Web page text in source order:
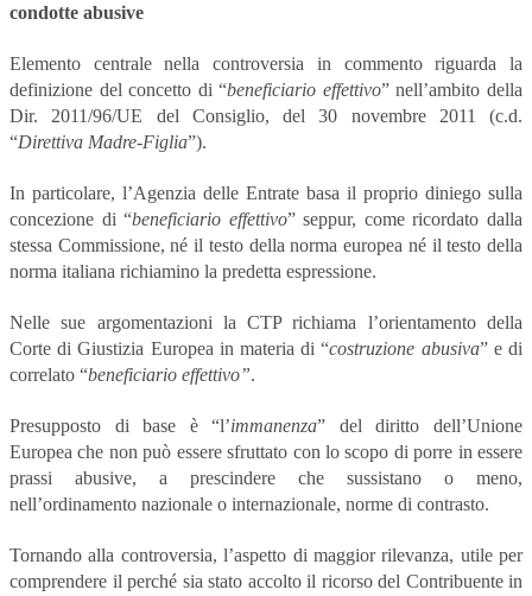
condotte abusive
Elemento centrale nella controversia in commento riguarda la
definizione del concetto di “beneficiario effettivo” nell’ambito della
Dir. 2011/96/UE del Consiglio, del 30 novembre 2011 (c.d.
“Direttiva Madre-Figlia”).
In particolare, l’Agenzia delle Entrate basa il proprio diniego sulla
concezione di “beneficiario effettivo” seppur, come ricordato dalla
stessa Commissione, né il testo della norma europea né il testo della
norma italiana richiamino la predetta espressione.
Nelle sue argomentazioni la CTP richiama l’orientamento della
Corte di Giustizia Europea in materia di “costruzione abusiva” e di
correlato “beneficiario effettivo”.
Presupposto di base è “l’immanenza” del diritto dell’Unione
Europea che non può essere sfruttato con lo scopo di porre in essere
prassi abusive, a prescindere che sussistano o meno,
nell’ordinamento nazionale o internazionale, norme di contrasto.
Tornando alla controversia, l’aspetto di maggior rilevanza, utile per
comprendere il perché sia stato accolto il ricorso del Contribuente in